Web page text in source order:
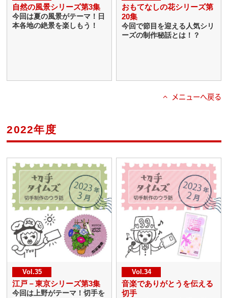
自然の風景シリーズ第3集
今回は夏の風景がテーマ！日
本各地の絶景を楽しもう！
おもてなしの花シリーズ第
20集
今回で節目を迎える人気シリ
ーズの制作秘話とは！？
メニューへ戻る
2022年度
Vol.35
江戸－東京シリーズ第3集
今回は上野がテーマ！切手を
Vol.34
音楽でありがとうを伝える
切手